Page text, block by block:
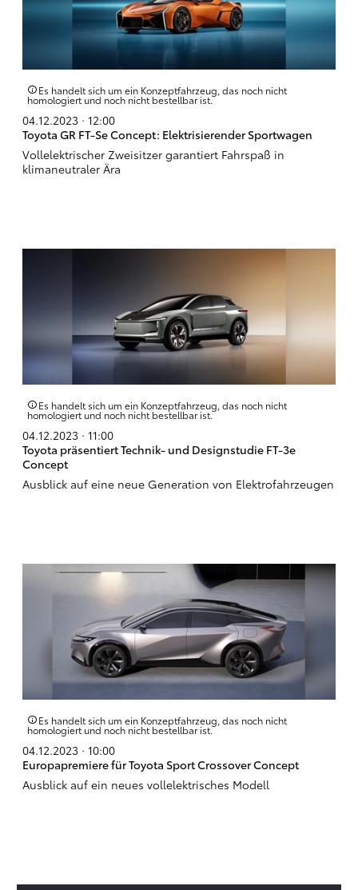
Es handelt sich um ein Konzeptfahrzeug, das noch nicht
homologiert und noch nicht bestellbar ist.
04.12.2023 · 12:00
Toyota GR FT-Se Concept: Elektrisierender Sportwagen
Vollelektrischer Zweisitzer garantiert Fahrspaß in
klimaneutraler Ära
Es handelt sich um ein Konzeptfahrzeug, das noch nicht
homologiert und noch nicht bestellbar ist.
04.12.2023 · 11:00
Toyota präsentiert Technik- und Designstudie FT-3e
Concept
Ausblick auf eine neue Generation von Elektrofahrzeugen
Es handelt sich um ein Konzeptfahrzeug, das noch nicht
homologiert und noch nicht bestellbar ist.
04.12.2023 · 10:00
Europapremiere für Toyota Sport Crossover Concept
Ausblick auf ein neues vollelektrisches Modell